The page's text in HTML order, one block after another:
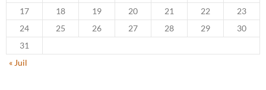
17
18 19 20 21 22
23
24
25 26 27 28 29
30
31
« Juil